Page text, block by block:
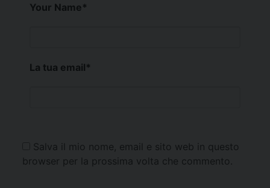
Your Name*
La tua email*
Salva il mio nome, email e sito web in questo
browser per la prossima volta che commento.